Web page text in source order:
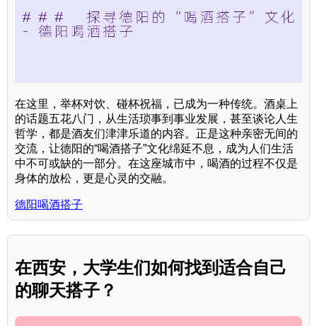
在这里，举杯对饮、碰杯祝福，已成为一种传统。酒桌上
的话题五花八门，从生活琐事到事业发展，甚至谈论人生
哲学，都是酒友们津津乐道的内容。正是这种亲密无间的
交流，让德阳的“喝酒搭子”文化绵延不息，成为人们生活
中不可或缺的一部分。在这座城市中，喝酒的过程不仅是
身体的放松，更是心灵的交融。
德阳喝酒搭子
在西安，大学生们如何找到适合自己
的聊天搭子？